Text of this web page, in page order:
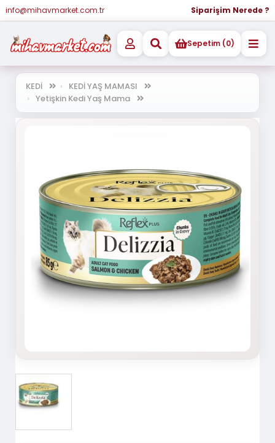
info@mihavmarket.com.tr Siparişim Nerede ?
Sepetim (0)
KEDİ
KEDİ YAŞ MAMASI
Yetişkin Kedi Yaş Mama